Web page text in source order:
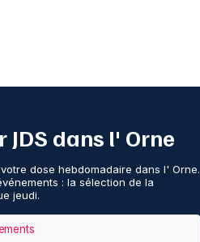
dans l' Orne
dose hebdomadaire dans l' Orne.
: la sélection de la
jeudi.